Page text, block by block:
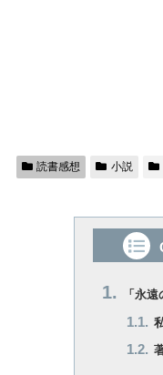
読書感想 小説
「永遠